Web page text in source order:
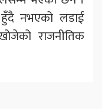
हुँदै नभएको लडाई
राजनीतिक